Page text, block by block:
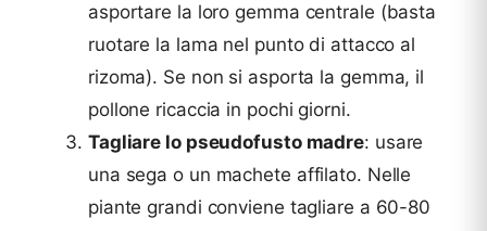
asportare la loro gemma centrale (basta
ruotare la lama nel punto di attacco al
rizoma). Se non si asporta la gemma, il
pollone ricaccia in pochi giorni.
Tagliare lo pseudofusto madre: usare
una sega o un machete affilato. Nelle
piante grandi conviene tagliare a 60-80